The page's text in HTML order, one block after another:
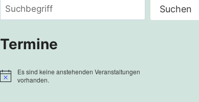
Suchen Suchen
Termine
Hinweis
Es sind keine anstehenden Veranstaltungen
vorhanden.